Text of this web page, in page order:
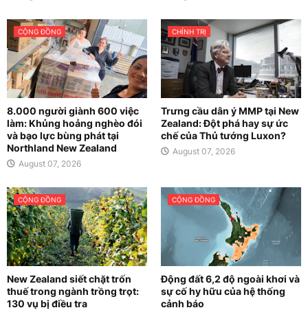
CỘNG ĐỒNG
8.000 người giành 600 việc
làm: Khủng hoảng nghèo đói
và bạo lực bùng phát tại
Northland New Zealand
August 07, 2026
CHÍNH TRỊ
Trưng cầu dân ý MMP tại New
Zealand: Đột phá hay sự ức
chế của Thủ tướng Luxon?
August 07, 2026
CỘNG ĐỒNG
New Zealand siết chặt trốn
thuế trong ngành trồng trọt:
130 vụ bị điều tra
CỘNG ĐỒNG
Động đất 6,2 độ ngoài khơi và
sự cố hy hữu của hệ thống
cảnh báo